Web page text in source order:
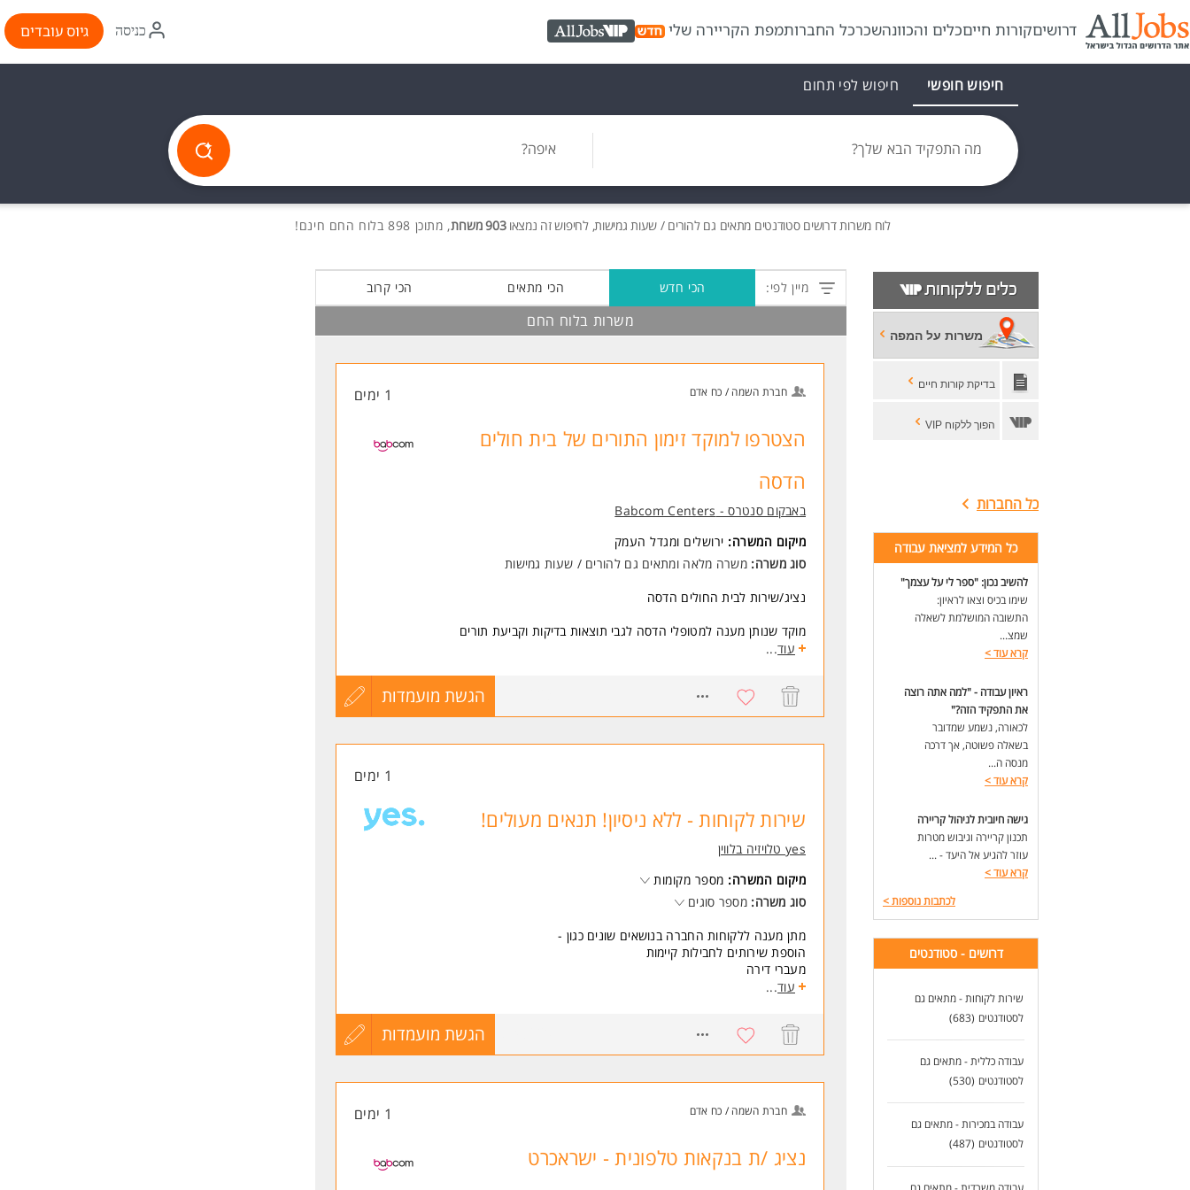
דרושיםקורות חייםכלים והכוונהשכרכל החברותמפת הקריירה שלי AllJobs VIP
איקון
התחברות
כניסה גיוס עובדים
חיפוש חופשי חיפוש לפי תחום
מה התפקיד הבא שלך? איפה?
לוח משרותדרושים סטודנטים מתאים גם להורים / שעות גמישות, לחיפוש זה נמצאו903 משרות , מתוכן 898 בלוח החם חינם!
משרות על המפה
בדיקת קורות חיים
הפוך ללקוח VIP
כל החברות
כל המידע למציאת עבודה
להשיב נכון: "ספר לי על עצמך"
שימו בכיס וצאו לראיון:
התשובה המושלמת לשאלה
שמצ...
קרא עוד>
ראיון עבודה - "למה אתה רוצה
את התפקיד הזה?"
לכאורה, נשמע שמדובר
בשאלה פשוטה, אך דרכה
מנסה ה...
קרא עוד>
גישה חיובית לניהול קריירה
תכנון קריירה וגיבוש מטרות
עוזר להגיע אל היעד - ...
קרא עוד>
לכתבות נוספות>
דרושים - סטודנטים
שירות לקוחות - מתאים גם
לסטודנטים (683)
עבודה כללית - מתאים גם
לסטודנטים (530)
עבודה במכירות - מתאים גם
לסטודנטים (487)
מיין לפי: הכי חדש הכי מתאים הכי קרוב
משרות בלוח החם
חברת השמה / כח אדם 1 ימים
הצטרפו למוקד זימון התורים של בית חולים
הדסה
באבקום סנטרס - Babcom Centers
מיקום המשרה: ירושלים ומגדל העמק
סוג משרה: משרה מלאה ומתאים גם להורים / שעות גמישות
נציג/שירות לבית החולים הדסה
מוקד שנותן מענה למטופלי הדסה לגבי תוצאות בדיקות וקביעת תורים
דרישות:
המשרה מיועדת לנשים ולגברים כאחד.
לעוד משרות ומידע על באבקום סנטרס - Babcom Centers >
עוד...
הגשת מועמדות
עדכון
1 ימים
שירות לקוחות - ללא ניסיון! תנאים מעולים!
yes טלויזיה בלווין
מיקום המשרה: מספר מקומות
סוג משרה: מספר סוגים
מתן מענה ללקוחות החברה בנושאים שונים כגון -
הוספת שירותים לחבילות קיימות
מעברי דירה
טיפול בתקלות פשוטות
כל אלו תוך שמירה על סטנדרט שירות גבוה וסגירת מעגל הטיפול בלקוח
אופציה לעבודה היברדית לאחר תקופת ההסמכה
משרות סטודנט/הורה
כאן תהיו עובדי חברה מהיום ה-1!
תן ביס לארוחות טעימות
עוד...
הגשת מועמדות
עדכון
חברת השמה / כח אדם 1 ימים
נציג /ת בנקאות טלפונית - ישראכרט